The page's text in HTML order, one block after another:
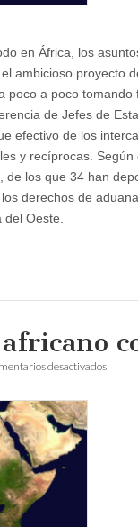
en África, los
ambicioso proyecto
poco a poco
de Jefes de
efectivo de los
y recíprocas.
de los que 34 han
derechos de
Oeste.
desactivadosen